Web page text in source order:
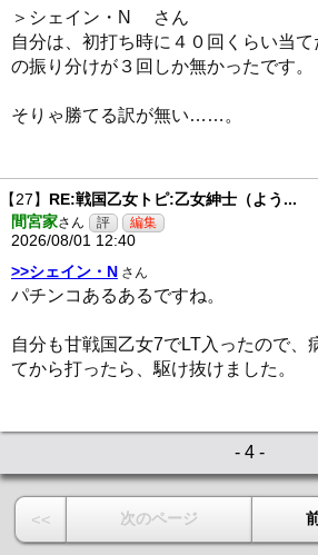
＞シェイン・N さん
自分は、初打ち時に４０回くらい当
の振り分けが３回しか無かったです。
そりゃ勝てる訳が無い……。
【27】 RE:戦国乙女トピ:乙女紳士（よう...
間宮家さん
2026/08/01 12:40
>>シェイン・N さん
パチンコあるあるですね。
自分も甘戦国乙女7でLT入ったので、
てから打ったら、駆け抜けました。
- 4 -
<< 次のページ